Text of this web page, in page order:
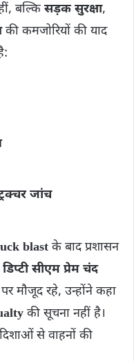
बल्कि सड़क सुरक्षा,
की कमजोरियों की याद
जांच
blast के बाद प्रशासन
डिप्टी सीएम प्रेम चंद
मौजूद रहे, उन्होंने कहा
की सूचना नहीं है।
से वाहनों की